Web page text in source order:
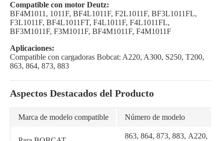
Compatible con motor Deutz:
BF4M1011, 1011F, BF4L1011F, F2L1011F, BF3L1011FL,
F3L1011F, BF4L1011FT, F4L1011F, F4L1011FL,
BF3M1011F, F3M1011F, BF4M1011F, F4M1011F
Aplicaciones:
Compatible con cargadoras Bobcat: A220, A300, S250, T200,
863, 864, 873, 883
Aspectos Destacados del Producto
Marca de modelo compatible Número de modelo
863, 864, 873, 883, A220,